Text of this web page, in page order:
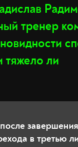
тренер
тяжело ли
завершения
в третью